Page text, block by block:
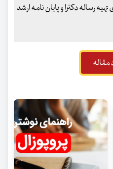
رساله دکترا و پایان نامه ارشد
مقاله